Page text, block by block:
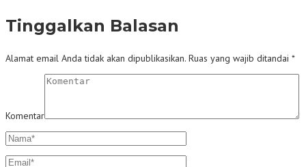
Tinggalkan Balasan
Alamat email Anda tidak akan dipublikasikan. Ruas yang wajib ditandai *
Komentar